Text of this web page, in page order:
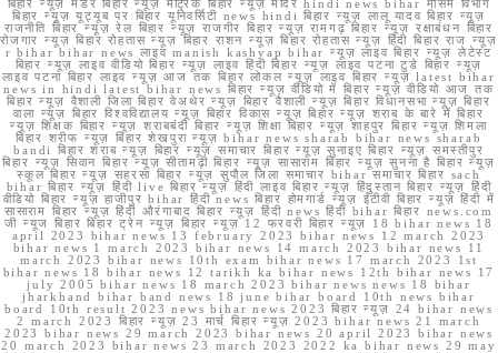
बिहार न्यूज़ मर्डर बिहार न्यूज़ मैट्रिक बिहार न्यूज़ मंदिर hindi news bihar मौसम विभाग
बिहार न्यूज़ यूट्यूब पर बिहार यूनिवर्सिटी news hindi बिहार न्यूज़ लालू यादव बिहार न्यूज़
राजनीति बिहार न्यूज़ रेल बिहार न्यूज़ राजगीर बिहार न्यूज़ रामगढ़ बिहार न्यूज़ रक्षाबंधन बिहार
रोजगार न्यूज़ बिहार रोहतास न्यूज़ बिहार राशन न्यूज़ बिहार रोहतास न्यूज़ हिंदी बिहार राज न्यूज़
r bihar bihar news लाइव manish kashyap bihar न्यूज़ लाइव बिहार न्यूज़ लेटेस्ट
बिहार न्यूज़ लाइव वीडियो बिहार न्यूज़ लाइव हिंदी बिहार न्यूज़ लाइव पटना टुडे बिहार न्यूज़
लाइव पटना बिहार लाइव न्यूज़ आज तक बिहार लोकल न्यूज़ लाइव बिहार न्यूज़ latest bihar
news in hindi latest bihar news बिहार न्यूज़ वीडियो में बिहार न्यूज़ वीडियो आज तक
बिहार न्यूज़ वैशाली जिला बिहार वेअथेर न्यूज़ बिहार वैशाली न्यूज़ बिहार विधानसभा न्यूज़ बिहार
वाला न्यूज़ बिहार विश्वविद्यालय न्यूज़ बिहार विकास न्यूज़ बिहार न्यूज़ शराब के बारे में बिहार
न्यूज़ शिक्षक बिहार न्यूज़ शराबबंदी बिहार न्यूज़ शिक्षा बिहार न्यूज़ शाहपुर बिहार न्यूज़ शिमला
बिहार शरीफ न्यूज़ बिहार शेखपुरा न्यूज़ bihar news sharab bihar news sharab
bandi बिहार शराब न्यूज़ बिहार न्यूज़ समाचार बिहार न्यूज़ सुनाइए बिहार न्यूज़ समस्तीपुर
बिहार न्यूज़ सिवान बिहार न्यूज़ सीतामढ़ी बिहार न्यूज़ सासाराम बिहार न्यूज़ सुनना है बिहार न्यूज़
स्कूल बिहार न्यूज़ सहरसा बिहार न्यूज़ सुपौल जिला समाचार bihar समाचार बिहार sach
bihar बिहार न्यूज़ हिंदी live बिहार न्यूज़ हिंदी लाइव बिहार न्यूज़ हिंदुस्तान बिहार न्यूज़ हिंदी
वीडियो बिहार न्यूज़ हाजीपुर bihar हिंदी news बिहार होमगार्ड न्यूज़ ईटीवी बिहार न्यूज़ हिंदी में
सासाराम बिहार न्यूज़ हिंदी औरंगाबाद बिहार न्यूज़ हिंदी news हिंदी bihar बिहार news.com
जी न्यूज बिहार बिहार ट्रेन न्यूज़ बिहार न्यूज़ 12 फरवरी बिहार न्यूज़ 18 bihar news 18
april 2023 bihar news 13 february 2023 bihar news 12 march 2023
bihar news 1 march 2023 bihar news 14 march 2023 bihar news 11
march 2023 bihar news 10th exam bihar news 17 march 2023 1st
bihar news 18 bihar news 12 tarikh ka bihar news 12th bihar news 17
july 2005 bihar news 18 march 2023 bihar news news 18 bihar
jharkhand bihar band news 18 june bihar board 10th news bihar
board 10th result 2023 news bihar news 2023 बिहार न्यूज़ 24 bihar news
2 march 2023 बिहार न्यूज़ 23 मार्च बिहार न्यूज़ 2023 bihar news 21 march
2023 bihar news 29 march 2023 bihar news 20 april 2023 bihar news
20 march 2023 bihar news 23 march 2023 2022 ka bihar news 29 may